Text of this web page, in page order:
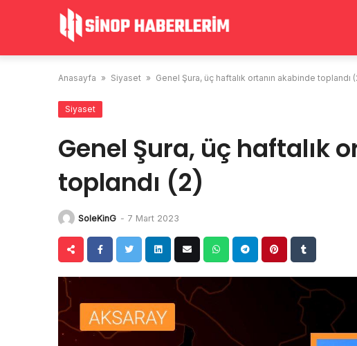
Anasayfa » Siyaset » Genel Şura, üç haftalık ortanın akabinde toplandı
Siyaset
Genel Şura, üç haftalık
toplandı (2)
SoleKinG - 7 Mart 2023